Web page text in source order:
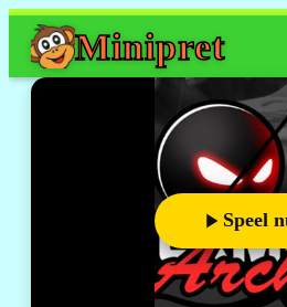
Minipret
Speel